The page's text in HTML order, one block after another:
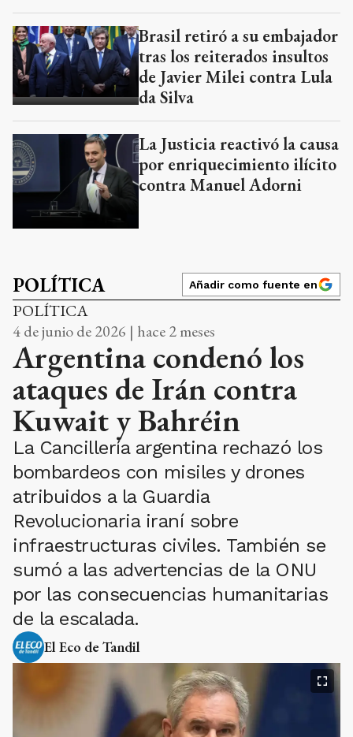
Brasil retiró a su embajador
tras los reiterados insultos
de Javier Milei contra Lula
da Silva
La Justicia reactivó la causa
por enriquecimiento ilícito
contra Manuel Adorni
POLÍTICA Añadir como fuente en
POLÍTICA
4 de junio de 2026 | hace 2 meses
Argentina condenó los
ataques de Irán contra
Kuwait y Bahréin
La Cancillería argentina rechazó los
bombardeos con misiles y drones
atribuidos a la Guardia
Revolucionaria iraní sobre
infraestructuras civiles. También se
sumó a las advertencias de la ONU
por las consecuencias humanitarias
de la escalada.
El Eco de Tandil